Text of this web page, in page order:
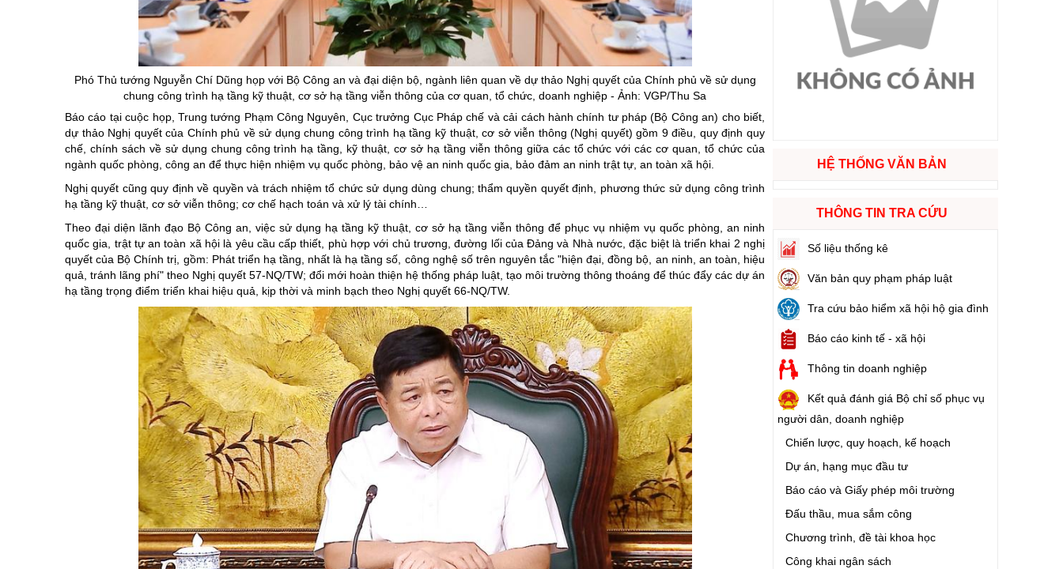
Chuyên đề tổng hợp Giảm nghèo bền vững
Đưa nghị quyết của Đảng vào cuộc sống
Bầu cử đại biểu Quốc hội khóa XVI và đại biểu Hội đồng nhân dân các cấp nhiệm kỳ 2026 - 2031
Đại hội Đảng các cấp
Gia đình hạnh phúc bền vững
An toàn thông tin
Thông tin biên giới
Người Việt Nam ưu tiên dùng hàng Việt Nam
Điểm báo
Phóng sự ảnh
Chuyên mục khác
Phó Thủ tướng Nguyễn Chí Dũng họp với Bộ Công an và đại diện bộ, ngành liên quan về dự thảo Nghị quyết của Chính phủ về sử dụng
chung công trình hạ tầng kỹ thuật, cơ sở hạ tầng viễn thông của cơ quan, tổ chức, doanh nghiệp - Ảnh: VGP/Thu Sa
Báo cáo tại cuộc họp, Trung tướng Phạm Công Nguyên, Cục trưởng Cục Pháp chế và cải cách hành chính tư pháp (Bộ Công an) cho biết,
dự thảo Nghị quyết của Chính phủ về sử dụng chung công trình hạ tầng kỹ thuật, cơ sở viễn thông (Nghị quyết) gồm 9 điều, quy định quy
chế, chính sách về sử dụng chung công trình hạ tầng, kỹ thuật, cơ sở hạ tầng viễn thông giữa các tổ chức với các cơ quan, tổ chức của
ngành quốc phòng, công an để thực hiện nhiệm vụ quốc phòng, bảo vệ an ninh quốc gia, bảo đảm an ninh trật tự, an toàn xã hội.
Nghị quyết cũng quy định về quyền và trách nhiệm tổ chức sử dụng dùng chung; thẩm quyền quyết định, phương thức sử dụng công trình
hạ tầng kỹ thuật, cơ sở viễn thông; cơ chế hạch toán và xử lý tài chính…
Theo đại diện lãnh đạo Bộ Công an, việc sử dụng hạ tầng kỹ thuật, cơ sở hạ tầng viễn thông để phục vụ nhiệm vụ quốc phòng, an ninh
quốc gia, trật tự an toàn xã hội là yêu cầu cấp thiết, phù hợp với chủ trương, đường lối của Đảng và Nhà nước, đặc biệt là triển khai 2 nghị
quyết của Bộ Chính trị, gồm: Phát triển hạ tầng, nhất là hạ tầng số, công nghệ số trên nguyên tắc "hiện đại, đồng bộ, an ninh, an toàn, hiệu
quả, tránh lãng phí" theo Nghị quyết 57-NQ/TW; đổi mới hoàn thiện hệ thống pháp luật, tạo môi trường thông thoáng để thúc đẩy các dự án
hạ tầng trọng điểm triển khai hiệu quả, kịp thời và minh bạch theo Nghị quyết 66-NQ/TW.
HỆ THỐNG VĂN BẢN
THÔNG TIN TRA CỨU
Số liệu thống kê
Văn bản quy phạm pháp luật
Tra cứu bảo hiểm xã hội hộ gia đình
Báo cáo kinh tế - xã hội
Thông tin doanh nghiệp
Kết quả đánh giá Bộ chỉ số phục vụ
người dân, doanh nghiệp
Chiến lược, quy hoạch, kế hoạch
Dự án, hạng mục đầu tư
Báo cáo và Giấy phép môi trường
Đấu thầu, mua sắm công
Chương trình, đề tài khoa học
Công khai ngân sách